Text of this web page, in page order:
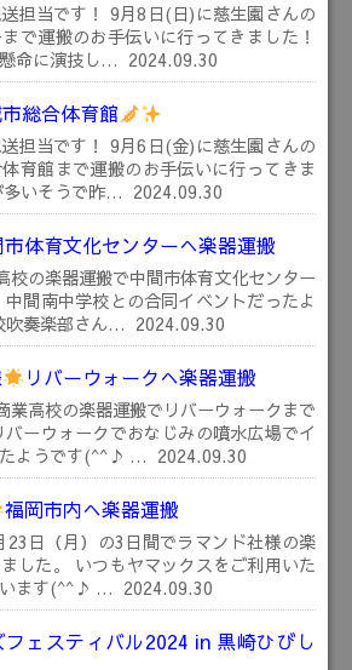
担当です！ 9月8日(日)に慈生園さんの
で運搬のお手伝いに行ってきました！
命に演技し… 2024.09.30
総合体育館
担当です！ 9月6日(金)に慈生園さんの
育館まで運搬のお手伝いに行ってきま
多いそうで昨… 2024.09.30
市体育文化センターへ楽器運搬
校の楽器運搬で中間市体育文化センター
間南中学校との合同イベントだったよ
吹奏楽部さん… 2024.09.30
リバーウォークへ楽器運搬
業高校の楽器運搬でリバーウォークまで
ーウォークでおなじみの噴水広場でイ
たようです(^^♪ … 2024.09.30
福岡市内へ楽器運搬
日（月）の3日間でラマンド社様の楽
した。 いつもヤマックスをご利用いた
います(^^♪ … 2024.09.30
ェスティバル2024 in 黒崎ひびし